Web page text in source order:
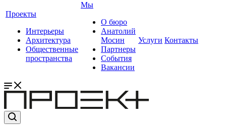
Проекты
Интерьеры
Архитектура
Общественные
пространства
Мы
О бюро
Анатолий
Мосин
Партнеры
События
Вакансии
Услуги Контакты